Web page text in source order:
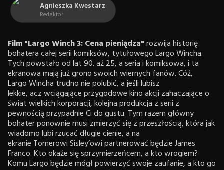
Agnieszka Kwestarz
Redaktor
Film "Largo Winch 3: Cena pieniądza"rozwija historię
bohatera całej serii komiksów, tytułowego Largo Wincha.
Tych powstało od lat 90. aż 25, a seria i komiksowa, i ta
ekranowa mają już grono swoich wiernych fanów. Cóż,
Largo Wincha trudno nie polubić, a jeśli lubisz
lekkie, acz wciągające przygodowe kino akcji zahaczające o
świat wielkich korporacji, kolejna produkcja z serii z
pewnością przypadnie Ci do gustu. Tym razem główny
bohater ponownie musi zmierzyć się z przeszłością, która jak
wiadomo lubi rzucać długie cienie, a na
ekranie Tomerowi Sisley’owi partnerować będzie James
Franco. Kto okaże się sprzymierzeńcem, a kto wrogiem?
Komu Largo będzie mógł powierzyć swoje zaufanie, a kto go